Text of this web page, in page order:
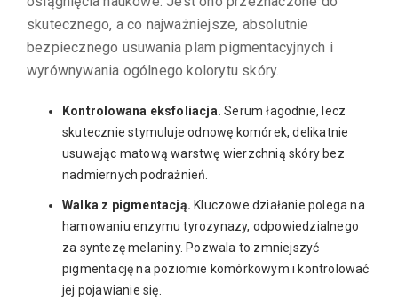
skutecznego, a co najważniejsze, absolutnie
bezpiecznego usuwania plam pigmentacyjnych i
wyrównywania ogólnego kolorytu skóry.
Kontrolowana eksfoliacja. Serum łagodnie, lecz
skutecznie stymuluje odnowę komórek, delikatnie
usuwając matową warstwę wierzchnią skóry bez
nadmiernych podrażnień.
Walka z pigmentacją. Kluczowe działanie polega na
hamowaniu enzymu tyrozynazy, odpowiedzialnego
za syntezę melaniny. Pozwala to zmniejszyć
pigmentację na poziomie komórkowym i kontrolować
jej pojawianie się.